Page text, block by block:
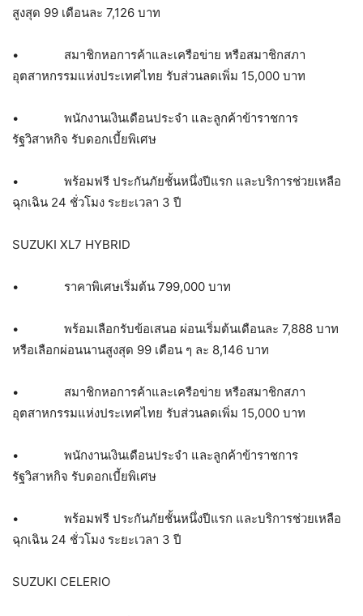
สูงสุด 99 เดือนละ 7,126 บาท
• สมาชิกหอการค้าและเครือข่าย หรือสมาชิกสภา
อุตสาหกรรมแห่งประเทศไทย รับส่วนลดเพิ่ม 15,000 บาท
• พนักงานเงินเดือนประจำ และลูกค้าข้าราชการ
รัฐวิสาหกิจ รับดอกเบี้ยพิเศษ
• พร้อมฟรี ประกันภัยชั้นหนึ่งปีแรก และบริการช่วยเหลือ
ฉุกเฉิน 24 ชั่วโมง ระยะเวลา 3 ปี
SUZUKI XL7 HYBRID
• ราคาพิเศษเริ่มต้น 799,000 บาท
• พร้อมเลือกรับข้อเสนอ ผ่อนเริ่มต้นเดือนละ 7,888 บาท
หรือเลือกผ่อนนานสูงสุด 99 เดือน ๆ ละ 8,146 บาท
• สมาชิกหอการค้าและเครือข่าย หรือสมาชิกสภา
อุตสาหกรรมแห่งประเทศไทย รับส่วนลดเพิ่ม 15,000 บาท
• พนักงานเงินเดือนประจำ และลูกค้าข้าราชการ
รัฐวิสาหกิจ รับดอกเบี้ยพิเศษ
• พร้อมฟรี ประกันภัยชั้นหนึ่งปีแรก และบริการช่วยเหลือ
ฉุกเฉิน 24 ชั่วโมง ระยะเวลา 3 ปี
SUZUKI CELERIO